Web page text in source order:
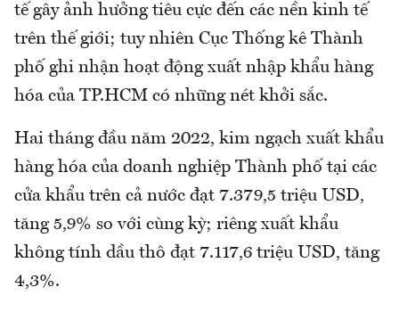
tế gây ảnh hưởng tiêu cực đến các nền kinh tế
trên thế giới; tuy nhiên Cục Thống kê Thành
phố ghi nhận hoạt động xuất nhập khẩu hàng
hóa của TP.HCM có những nét khởi sắc.
Hai tháng đầu năm 2022, kim ngạch xuất khẩu
hàng hóa của doanh nghiệp Thành phố tại các
cửa khẩu trên cả nước đạt 7.379,5 triệu USD,
tăng 5,9% so với cùng kỳ; riêng xuất khẩu
không tính dầu thô đạt 7.117,6 triệu USD, tăng
4,3%.